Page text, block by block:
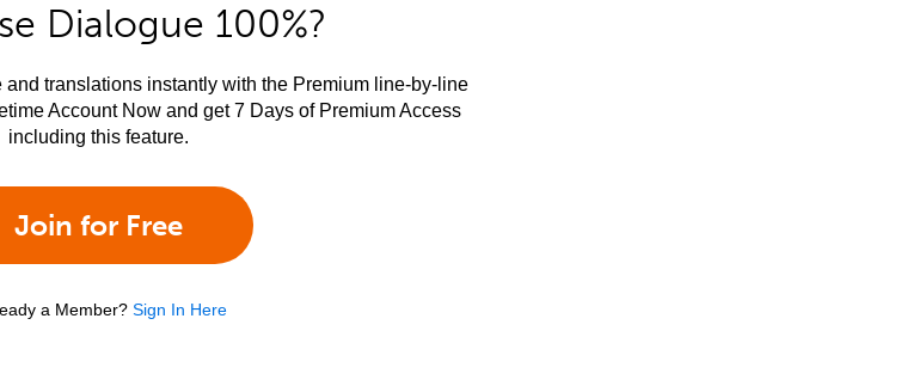
Dialogue 100%?
translations instantly with the Premium line-by-line
Account Now and get 7 Days of Premium Access
including this feature.
Join for Free
a Member? Sign In Here